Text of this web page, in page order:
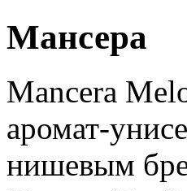
Мансера
Mancera
аромат-
нишевым